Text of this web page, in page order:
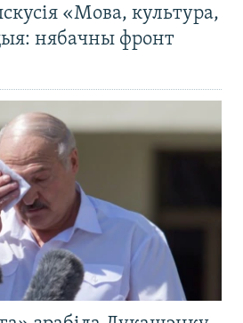
«Мова, культура,
нябачны фронт